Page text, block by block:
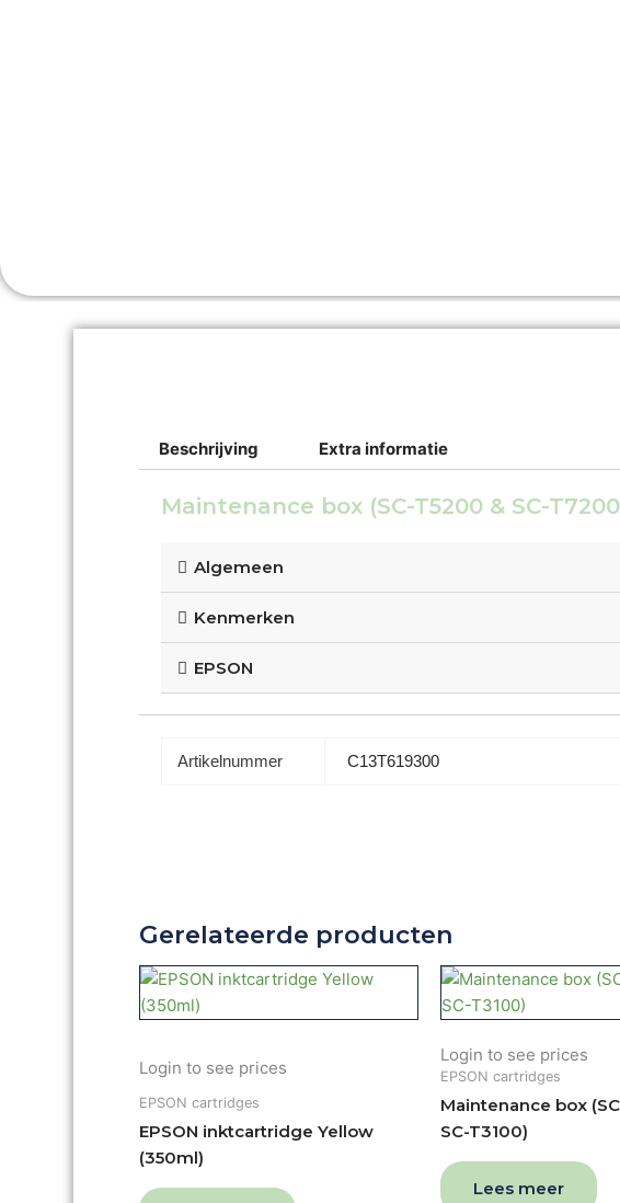
Beschrijving Extra informatie
Maintenance box (SC-T5200 & SC-
Algemeen
Kenmerken
EPSON
Artikelnummer C13T619300
Gerelateerde producten
Login to see prices
EPSON cartridges
EPSON inktcartridge Yellow
(350ml)
Login to see prices
EPSON cartridges
Maintenance box
SC-T3100)
Lees meer